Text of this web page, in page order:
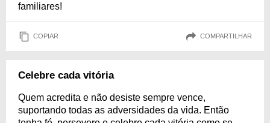
familiares!
COPIAR COMPARTILHAR
Celebre cada vitória
Quem acredita e não desiste sempre vence,
suportando todas as adversidades da vida. Então